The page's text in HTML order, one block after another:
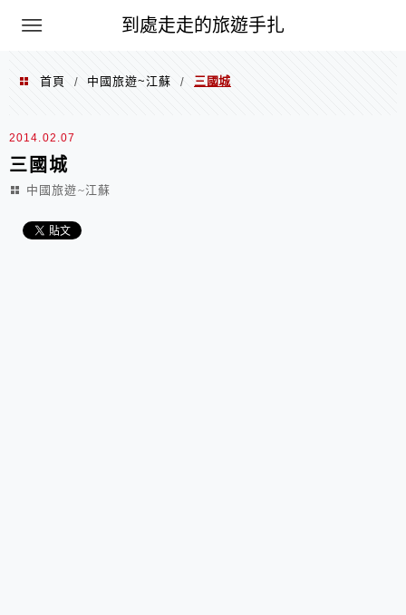
到處走走的旅遊手扎
首頁 / 中國旅遊~江蘇 / 三國城
2014.02.07
三國城
中國旅遊~江蘇